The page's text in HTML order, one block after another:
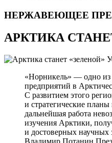
НЕРЖАВЕЮЩЕЕ
АРКТИКА
«Норникель» — одно
предприятий в
С развитием этого
и стратегические
дальнейшая работа
изучения Арктики,
и достоверных научных